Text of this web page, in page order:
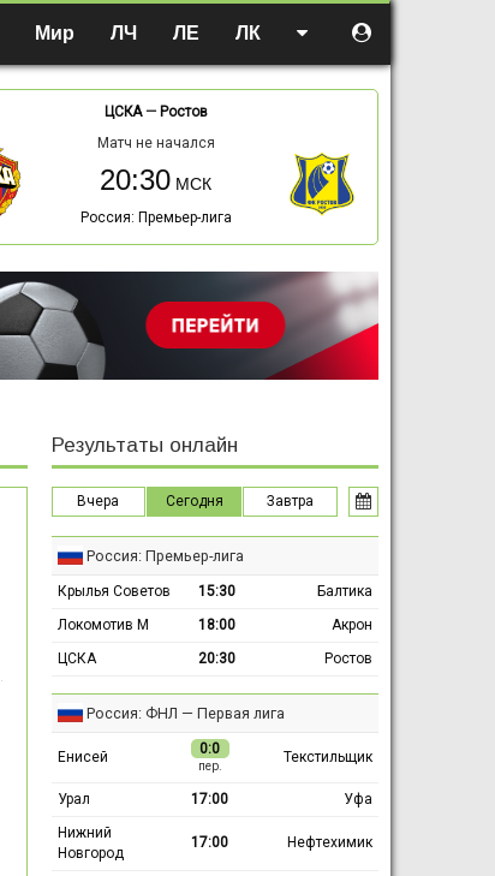
Мир ЛЧ ЛЕ ЛК
ЦСКА— Ростов
Матч не начался
20:30
Россия: Премьер-лига
Результаты онлайн
Вчера Сегодня Завтра
Россия: Премьер-лига
Крылья Советов 15:30
Балтика
Локомотив М
18:00
Акрон
ЦСКА
20:30 Ростов
Россия: ФНЛ — Первая лига
Енисей 0:0
пер.
Текстильщик
Урал 17:00
Уфа
Нижний
Новгород
17:00 Нефтехимик